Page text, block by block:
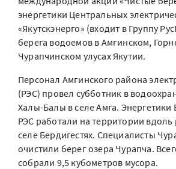
энергетики Центральных
«Якутскэнерго» (входит в Группу
берега водоемов в Амгинском,
Чурапчинском улусах Якутии.
Персонал Амгинского района
(РЭС) провел субботник в
Халы-Балы в селе Амга. Энергетики
РЭС работали на территории вдоль
селе Бердигестях. Специалисты
очистили берег озера Чурапча.
собрали 9,5 кубометров мусора.